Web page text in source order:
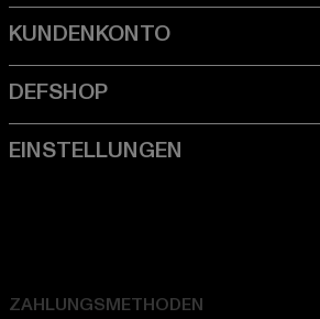
ZAHLUNGSMETHODEN